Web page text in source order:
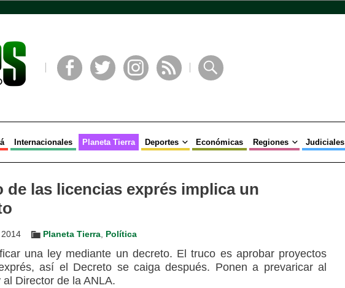
Internacionales Planeta Tierra Deportes Económicas Regiones Judiciales
de las licencias exprés implica un
Planeta Tierra Política
una ley mediante un decreto. El truco es aprobar proyectos
así el Decreto se caiga después. Ponen a prevaricar al
Director de la ANLA.